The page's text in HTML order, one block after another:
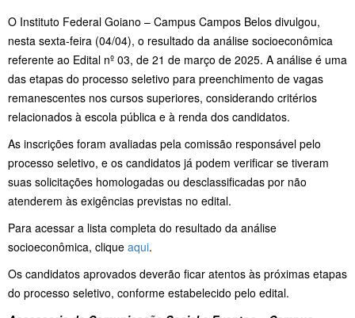
O Instituto Federal Goiano – Campus Campos Belos divulgou,
nesta sexta-feira (04/04), o resultado da análise socioeconômica
referente ao Edital nº 03, de 21 de março de 2025. A análise é uma
das etapas do processo seletivo para preenchimento de vagas
remanescentes nos cursos superiores, considerando critérios
relacionados à escola pública e à renda dos candidatos.
As inscrições foram avaliadas pela comissão responsável pelo
processo seletivo, e os candidatos já podem verificar se tiveram
suas solicitações homologadas ou desclassificadas por não
atenderem às exigências previstas no edital.
Para acessar a lista completa do resultado da análise
socioeconômica, clique aqui.
Os candidatos aprovados deverão ficar atentos às próximas etapas
do processo seletivo, conforme estabelecido pelo edital.